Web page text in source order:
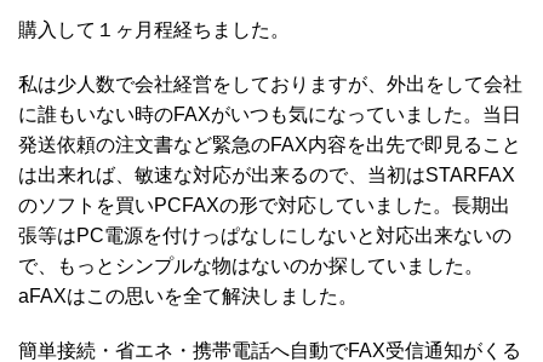
購入して１ヶ月程経ちました。
私は少人数で会社経営をしておりますが、外出をして会社
に誰もいない時のFAXがいつも気になっていました。当日
発送依頼の注文書など緊急のFAX内容を出先で即見ること
は出来れば、敏速な対応が出来るので、当初はSTARFAX
のソフトを買いPCFAXの形で対応していました。長期出
張等はPC電源を付けっぱなしにしないと対応出来ないの
で、もっとシンプルな物はないのか探していました。
aFAXはこの思いを全て解決しました。
簡単接続・省エネ・携帯電話へ自動でFAX受信通知がくる